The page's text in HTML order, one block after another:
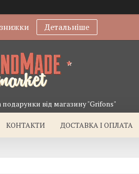
знижки Детальніше
подарунки від магазину "Grifons"
КОНТАКТИ ДОСТАВКА І ОПЛАТА